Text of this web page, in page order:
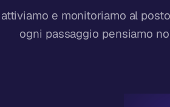
e monitoriamo al
ogni passaggio pensiamo